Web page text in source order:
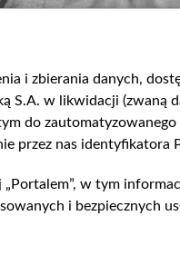
i zbierania danych,
S.A. w likwidacji (zwaną
do
przez nas identyfikatora
„Portalem”, w tym
i bezpiecznych